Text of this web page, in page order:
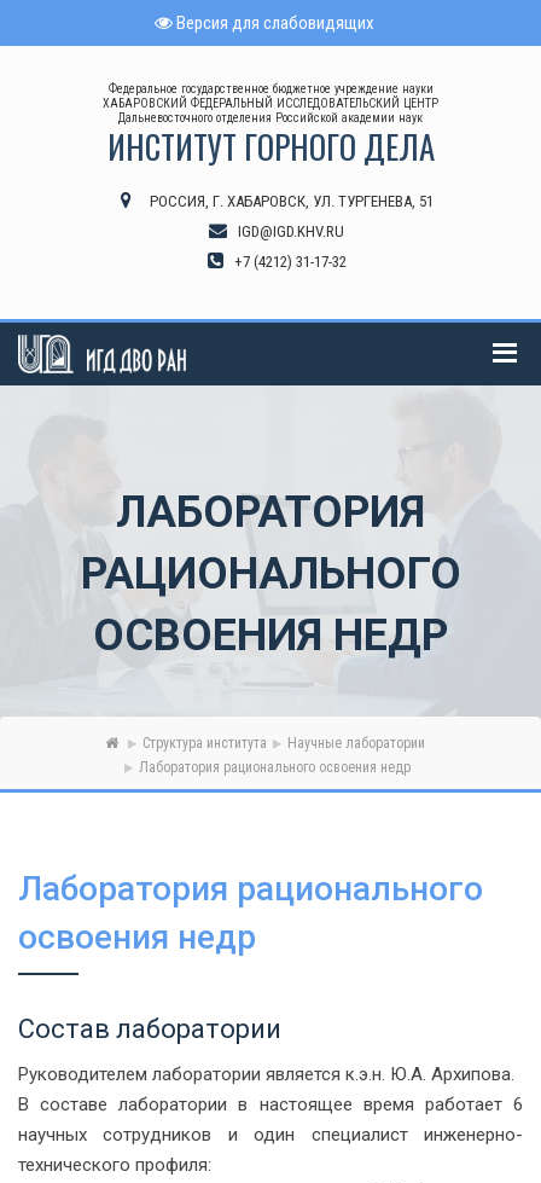
Версия для слабовидящих
Федеральное государственное бюджетное учреждение науки
ХАБАРОВСКИЙ ФЕДЕРАЛЬНЫЙ ИССЛЕДОВАТЕЛЬСКИЙ ЦЕНТР
Дальневосточного отделения Российской академии наук
ИНСТИТУТ ГОРНОГО ДЕЛА
РОССИЯ, Г. ХАБАРОВСК, УЛ. ТУРГЕНЕВА, 51
IGD@IGD.KHV.RU
+7 (4212) 31-17-32
ЛАБОРАТОРИЯ
РАЦИОНАЛЬНОГО
ОСВОЕНИЯ НЕДР
Структура института
Научные лаборатории
Лаборатория рационального освоения недр
Лаборатория рационального
освоения недр
Состав лаборатории
Руководителем лаборатории является к.э.н. Ю.А. Архипова.
В составе лаборатории в настоящее время работает 6
научных сотрудников и один специалист инженерно-
технического профиля: